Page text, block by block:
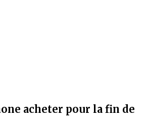
acheter pour la fin de